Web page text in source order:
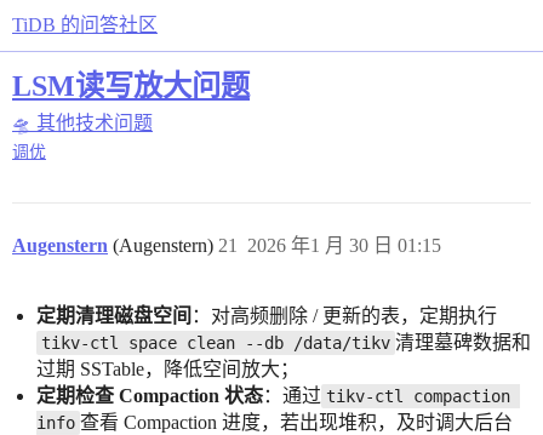
TiDB 的问答社区
LSM读写放大问题
🛸 其他技术问题
调优
Augenstern (Augenstern) 2026 年1 月 30 日 01:15
21
定期清理磁盘空间 ：对高频删除 / 更新的表，定期执行
tikv-ctl space clean --db /data/tikv 清理墓碑数据和
过期 SSTable，降低空间放大；
定期检查 Compaction 状态：通过 tikv-ctl compaction
info 查看 Compaction 进度，若出现堆积，及时调大后台